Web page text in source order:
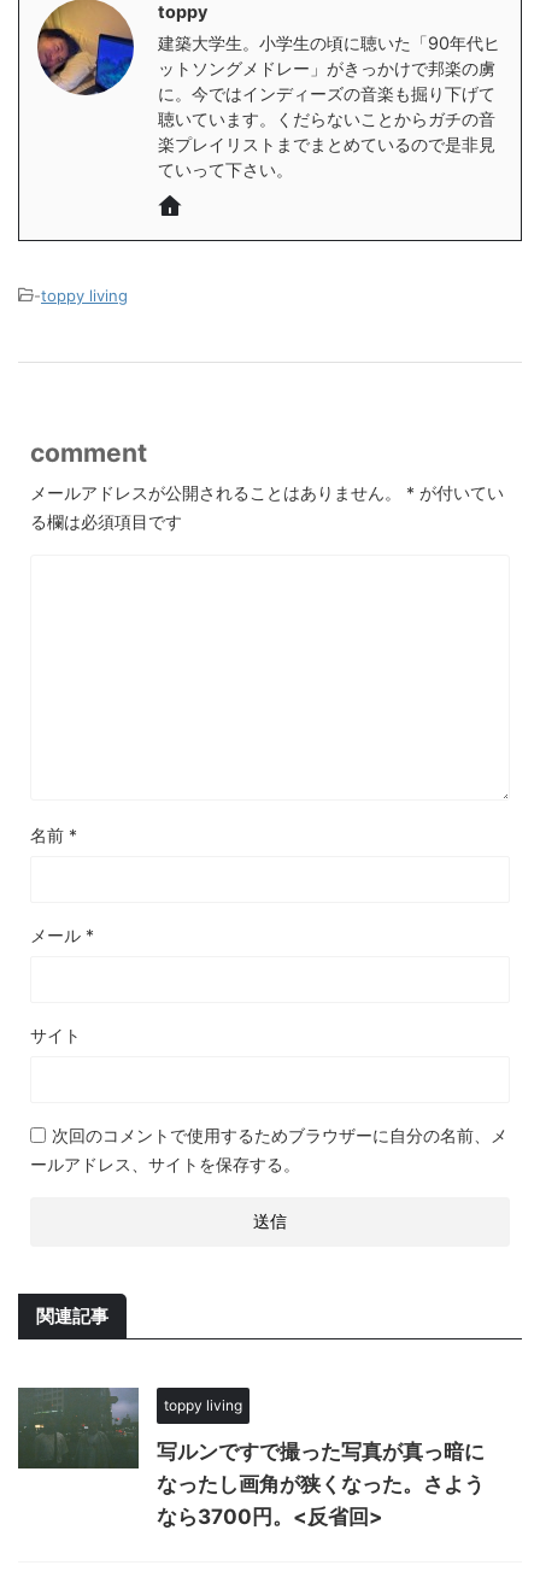
toppy
建築大学生。小学生の頃に聴いた「90年代ヒ
ットソングメドレー」がきっかけで邦楽の虜
に。今ではインディーズの音楽も掘り下げて
聴いています。くだらないことからガチの音
楽プレイリストまでまとめているので是非見
ていって下さい。
-toppy living
comment
メールアドレスが公開されることはありません。 * が付いてい
る欄は必須項目です
名前 *
メール *
サイト
次回のコメントで使用するためブラウザーに自分の名前、メ
ールアドレス、サイトを保存する。
関連記事
toppy living
写ルンですで撮った写真が真っ暗に
なったし画角が狭くなった。さよう
なら3700円。<反省回>